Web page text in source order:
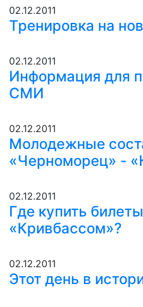
02.12.2011
Тренировка на
02.12.2011
Информация для
СМИ
02.12.2011
Молодежные
«Черноморец» -
02.12.2011
Где купить
«Кривбассом»?
02.12.2011
Этот день в